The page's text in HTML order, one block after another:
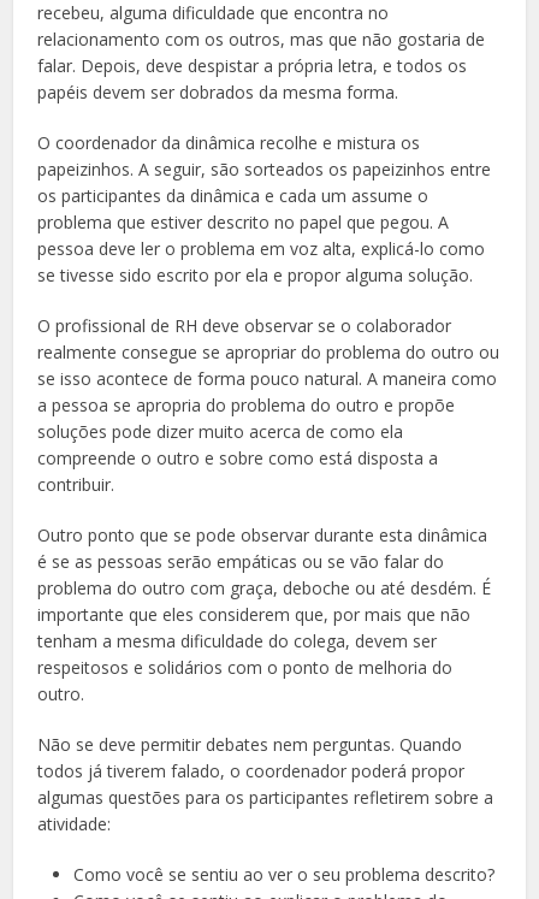
recebeu, alguma dificuldade que encontra no
relacionamento com os outros, mas que não gostaria de
falar. Depois, deve despistar a própria letra, e todos os
papéis devem ser dobrados da mesma forma.
O coordenador da dinâmica recolhe e mistura os
papeizinhos. A seguir, são sorteados os papeizinhos entre
os participantes da dinâmica e cada um assume o
problema que estiver descrito no papel que pegou. A
pessoa deve ler o problema em voz alta, explicá-lo como
se tivesse sido escrito por ela e propor alguma solução.
O profissional de RH deve observar se o colaborador
realmente consegue se apropriar do problema do outro ou
se isso acontece de forma pouco natural. A maneira como
a pessoa se apropria do problema do outro e propõe
soluções pode dizer muito acerca de como ela
compreende o outro e sobre como está disposta a
contribuir.
Outro ponto que se pode observar durante esta dinâmica
é se as pessoas serão empáticas ou se vão falar do
problema do outro com graça, deboche ou até desdém. É
importante que eles considerem que, por mais que não
tenham a mesma dificuldade do colega, devem ser
respeitosos e solidários com o ponto de melhoria do
outro.
Não se deve permitir debates nem perguntas. Quando
todos já tiverem falado, o coordenador poderá propor
algumas questões para os participantes refletirem sobre a
atividade:
Como você se sentiu ao ver o seu problema descrito?